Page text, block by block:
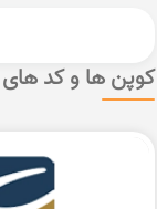
کوپن ها و کد